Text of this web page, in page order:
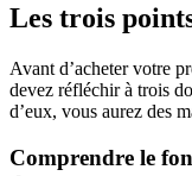
Les trois
Avant d’acheter votre
devez réfléchir à trois
d’eux, vous aurez des
Comprendre le